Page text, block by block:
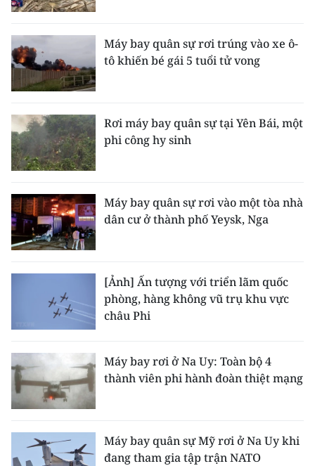
Media Y tế
Media Khoa học - Công nghệ
Media Môi trường
Infographic
TIN ĐỊA PHƯƠNG
Trung du và miền núi phía Bắc
Đồng bằng sông Hồng
Bắc Trung Bộ
Nguyên
Đông Nam Bộ
Đồng bằng sông Cửu Long
Chuyên trang Hà Nội
Máy bay quân sự rơi trúng vào xe ô-
tô khiến bé gái 5 tuổi tử vong
Rơi máy bay quân sự tại Yên Bái, một
phi công hy sinh
Máy bay quân sự rơi vào một tòa nhà
dân cư ở thành phố Yeysk, Nga
[Ảnh] Ấn tượng với triển lãm quốc
phòng, hàng không vũ trụ khu vực
châu Phi
Máy bay rơi ở Na Uy: Toàn bộ 4
thành viên phi hành đoàn thiệt mạng
Máy bay quân sự Mỹ rơi ở Na Uy khi
đang tham gia tập trận NATO